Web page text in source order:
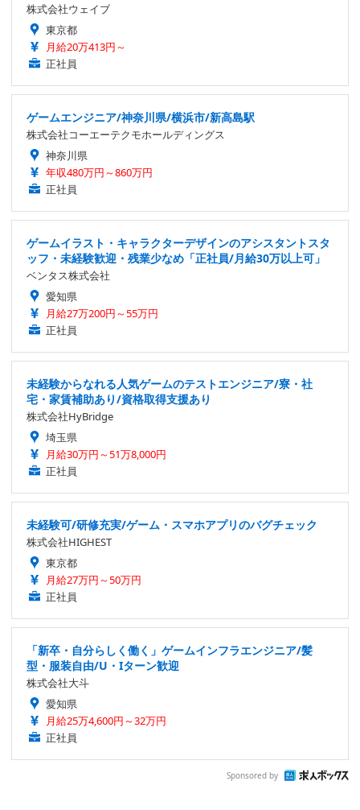
株式会社ウェイブ
東京都
月給20万413円～
正社員
ゲームエンジニア/神奈川県/横浜市/新高島駅
株式会社コーエーテクモホールディングス
神奈川県
年収480万円～860万円
正社員
ゲームイラスト・キャラクターデザインのアシスタントスタ
ッフ・未経験歓迎・残業少なめ「正社員/月給30万以上可」
ベンタス株式会社
愛知県
月給27万200円～55万円
正社員
未経験からなれる人気ゲームのテストエンジニア/寮・社
宅・家賃補助あり/資格取得支援あり
株式会社HyBridge
埼玉県
月給30万円～51万8,000円
正社員
未経験可/研修充実/ゲーム・スマホアプリのバグチェック
株式会社HIGHEST
東京都
月給27万円～50万円
正社員
「新卒・自分らしく働く」ゲームインフラエンジニア/髪
型・服装自由/U・Iターン歓迎
株式会社大斗
愛知県
月給25万4,600円～32万円
正社員
Sponsored by